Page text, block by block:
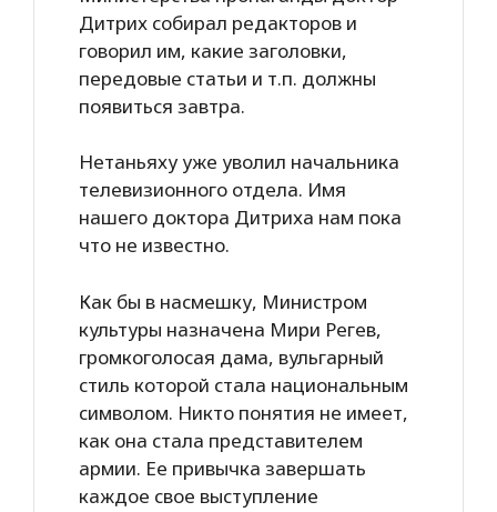
Дитрих собирал редакторов и
говорил им, какие заголовки,
передовые статьи и т.п. должны
появиться завтра.
Нетаньяху уже уволил начальника
телевизионного отдела. Имя
нашего доктора Дитриха нам пока
что не известно.
Как бы в насмешку, Министром
культуры назначена Мири Регев,
громкоголосая дама, вульгарный
стиль которой стала национальным
символом. Никто понятия не имеет,
как она стала представителем
армии. Ее привычка завершать
каждое свое выступление